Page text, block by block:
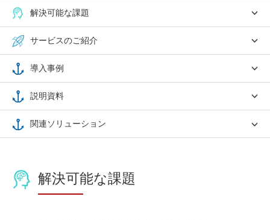
解決可能な課題
サービスのご紹介
導入事例
説明資料
関連ソリューション
解決可能な課題